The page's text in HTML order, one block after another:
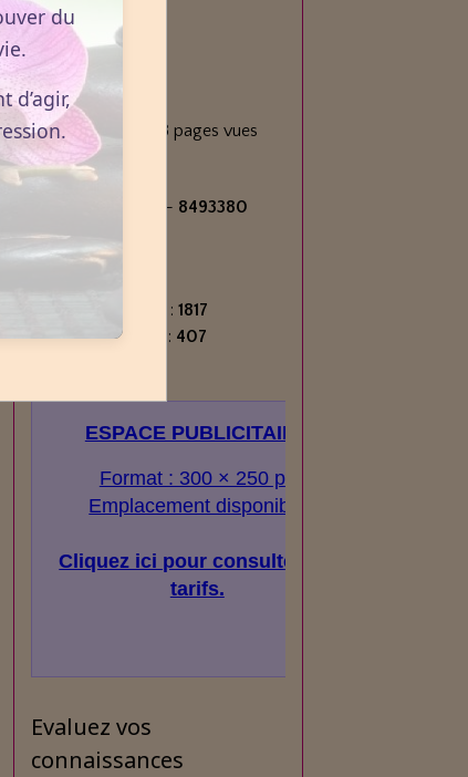
Statistiques
Aujourd'hui
293visiteurs - 398 pages vues
Total
visiteurs - 8493380
pages vues
Nombre de pages :1817
Nombre d'articles : 407
ESPACE PUBLICITAIRE
Format : 300 × 250 px
Emplacement disponible
Cliquez ici pour consulter les
tarifs.
Evaluez vos
connaissances
du
d’agir,